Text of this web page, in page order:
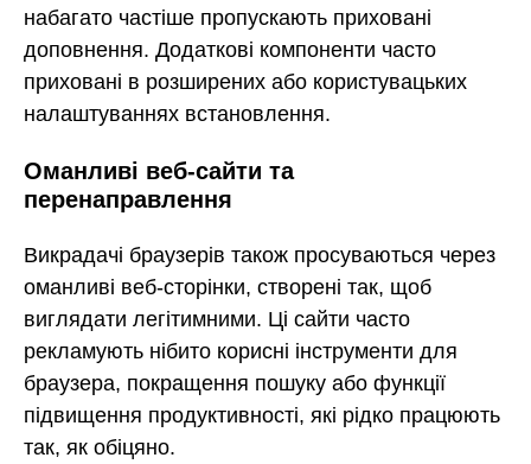
набагато частіше пропускають приховані
доповнення. Додаткові компоненти часто
приховані в розширених або користувацьких
налаштуваннях встановлення.
Оманливі веб-сайти та
перенаправлення
Викрадачі браузерів також просуваються через
оманливі веб-сторінки, створені так, щоб
виглядати легітимними. Ці сайти часто
рекламують нібито корисні інструменти для
браузера, покращення пошуку або функції
підвищення продуктивності, які рідко працюють
так, як обіцяно.